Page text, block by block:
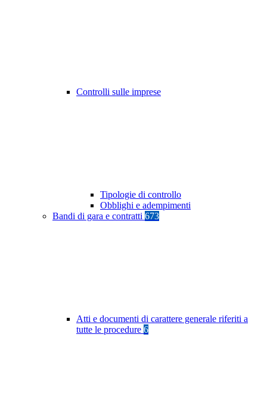
Controlli sulle imprese
Tipologie di controllo
Obblighi e adempimenti
Bandi di gara e contratti 673
Atti e documenti di carattere generale riferiti a
tutte le procedure 6